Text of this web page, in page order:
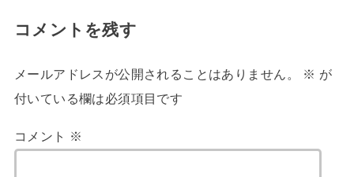
コメントを残す
メールアドレスが公開されることはありません。 ※ が
付いている欄は必須項目です
コメント ※